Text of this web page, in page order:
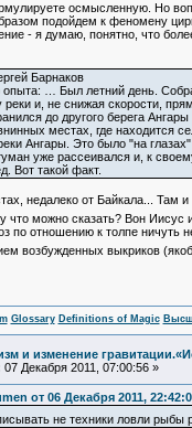
осмысленную. Но
подойдем к феномену
- я думаю, понятно, что
Барнаков
… Был летний день.
реки и, не снижая скорости,
до другого берега
местах, где находится
Ангары. Это было "на
уже рассеивался и, к
Вот такой факт.
недалеко от Байкала... Там
что можно сказать? Вон Иисус
по отношению к толпе ничуть
возбужденных выкриков
Glossary Definitions of Magic
и изменение
07 Декабря 2011, 07:00:56 »
от 06 Декабря 2011,
не техники ловли рыбы